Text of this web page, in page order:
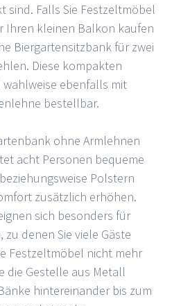
sind. Falls Sie Festzeltmöbel
Ihren kleinen Balkon kaufen
Biergartensitzbank für zwei
Diese kompakten
wahlweise ebenfalls mit
bestellbar.
ohne Armlehnen
acht Personen bequeme
Polstern
zusätzlich erhöhen.
sich besonders für
denen Sie viele Gäste
Festzeltmöbel nicht mehr
die Gestelle aus Metall
hintereinander bis zum